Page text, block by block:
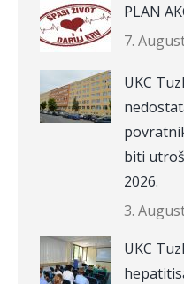
PLAN
7.
UKC
biti
2026.
3.
UKC